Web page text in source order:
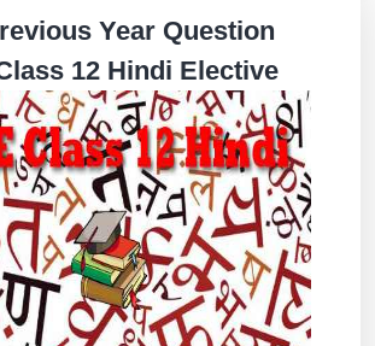
Year Question
12 Hindi Elective